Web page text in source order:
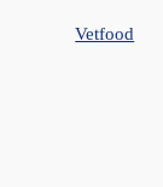
Vetfood